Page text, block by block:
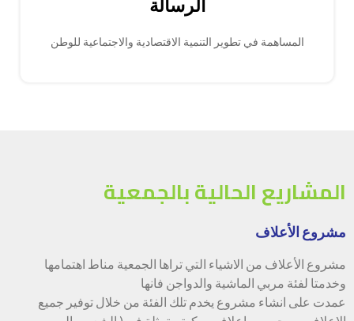
الرسالة
المساهمة في تطوير التنمية الاقتصادية والاجتماعية للوطن
المشاريع الحالية بالجمعية
مشروع الأعلاف
مشروع الأعلاف من الاشياء التي تراها الجمعية مناط اهتمامها
وخدمتا لفئة مربي الماشية والدواجن فانها
عمدت على انشاء مشروع يخدم تلك الفئة من خلال توفير جميع